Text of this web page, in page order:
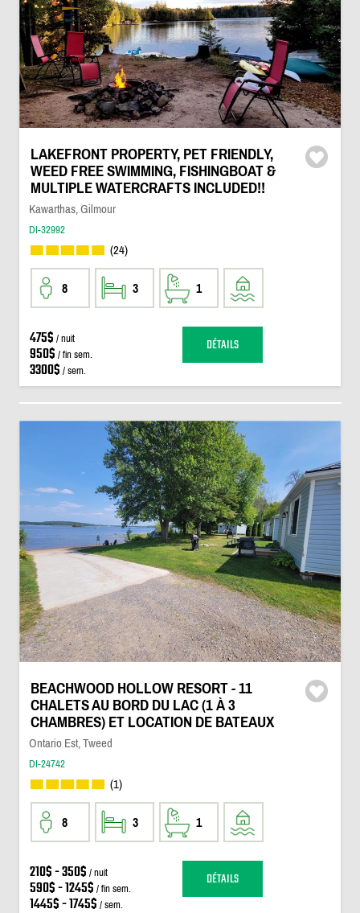
LAKEFRONT PROPERTY, PET FRIENDLY,
WEED FREE SWIMMING, FISHINGBOAT &
MULTIPLE WATERCRAFTS INCLUDED!!
Kawarthas, Gilmour
DI-32992
(24)
8 3 1
475$ / nuit
950$ / fin sem.
3300$ / sem.
DÉTAILS
BEACHWOOD HOLLOW RESORT - 11
CHALETS AU BORD DU LAC (1 À 3
CHAMBRES) ET LOCATION DE BATEAUX
Ontario Est, Tweed
DI-24742
(1)
8 3 1
210$ - 350$ / nuit
590$ - 1245$ / fin sem.
1445$ - 1745$ / sem.
DÉTAILS